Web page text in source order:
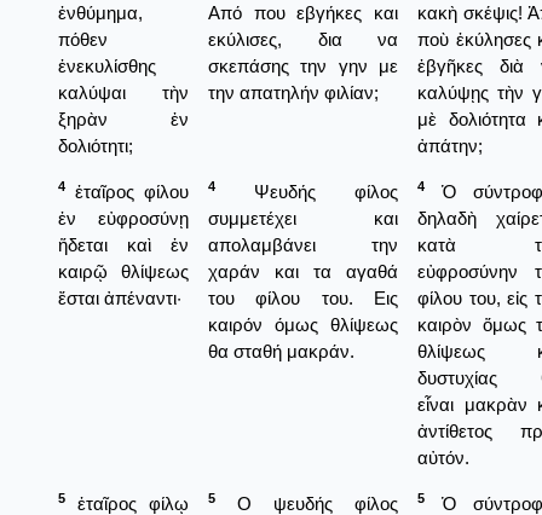
ἐνθύμημα,
πόθεν
ἐνεκυλίσθης
καλύψαι τὴν
ξηρὰν ἐν
δολιότητι;
Από που εβγήκες και
εκύλισες, δια να
σκεπάσης την γην με
την απατηλήν φιλίαν;
κακὴ σκέψις!
ποὺ ἐκύλησες
ἐβγῆκες διὰ
καλύψῃς τὴν
μὲ δολιότητα
ἀπάτην;
4
ἑταῖρος φίλου
ἐν εὐφροσύνῃ
ἥδεται καὶ ἐν
καιρῷ θλίψεως
ἔσται ἀπέναντι·
4
Ψευδής φίλος
συμμετέχει και
απολαμβάνει την
χαράν και τα αγαθά
του φίλου του. Εις
καιρόν όμως θλίψεως
θα σταθή μακράν.
4
Ὁ
δηλαδὴ
κατὰ
εὐφροσύνην
φίλου του, εἰς
καιρὸν ὅμως
θλίψεως
δυστυχίας
εἶναι μακρὰν
ἀντίθετος
αὐτόν.
5
ἑταῖρος φίλῳ
5
Ο ψευδής φίλος
5
Ὁ